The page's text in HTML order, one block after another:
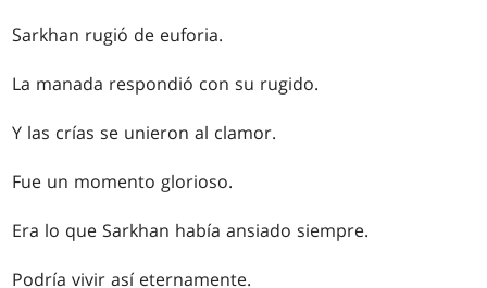
Sarkhan rugió de euforia.
La manada respondió con su rugido.
Y las crías se unieron al clamor.
Fue un momento glorioso.
Era lo que Sarkhan había ansiado siempre.
Podría vivir así eternamente.